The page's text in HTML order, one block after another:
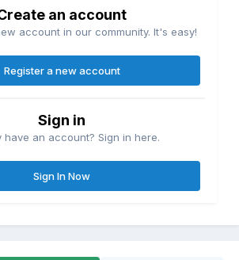
an account
account in our community. It's easy!
Register a new account
Sign in
have an account? Sign in here.
Sign In Now